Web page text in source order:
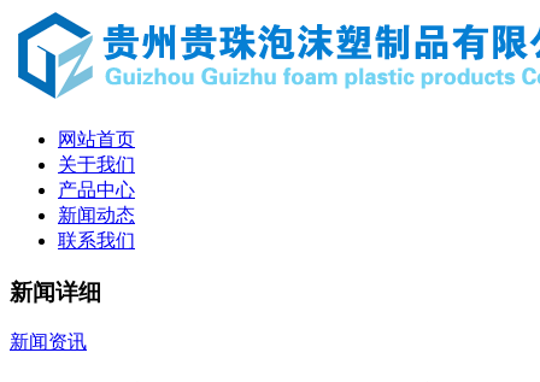
网站首页
关于我们
产品中心
新闻动态
联系我们
新闻详细
新闻资讯